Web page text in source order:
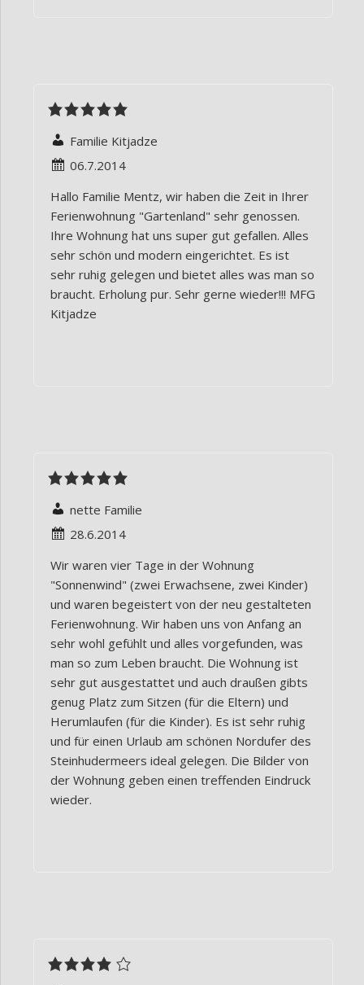
Familie Kitjadze
06.7.2014
Hallo Familie Mentz, wir haben die Zeit in Ihrer
Ferienwohnung "Gartenland" sehr genossen.
Ihre Wohnung hat uns super gut gefallen. Alles
sehr schön und modern eingerichtet. Es ist
sehr ruhig gelegen und bietet alles was man so
braucht. Erholung pur. Sehr gerne wieder!!! MFG
Kitjadze
nette Familie
28.6.2014
Wir waren vier Tage in der Wohnung
"Sonnenwind" (zwei Erwachsene, zwei Kinder)
und waren begeistert von der neu gestalteten
Ferienwohnung. Wir haben uns von Anfang an
sehr wohl gefühlt und alles vorgefunden, was
man so zum Leben braucht. Die Wohnung ist
sehr gut ausgestattet und auch draußen gibts
genug Platz zum Sitzen (für die Eltern) und
Herumlaufen (für die Kinder). Es ist sehr ruhig
und für einen Urlaub am schönen Nordufer des
Steinhudermeers ideal gelegen. Die Bilder von
der Wohnung geben einen treffenden Eindruck
wieder.